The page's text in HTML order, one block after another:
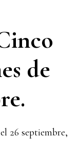
de
el 26 septiembre,